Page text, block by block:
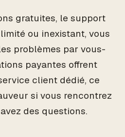
gratuites, le support
ou inexistant, vous
problèmes par vous-
payantes offrent
client dédié, ce
si vous rencontrez
des questions.